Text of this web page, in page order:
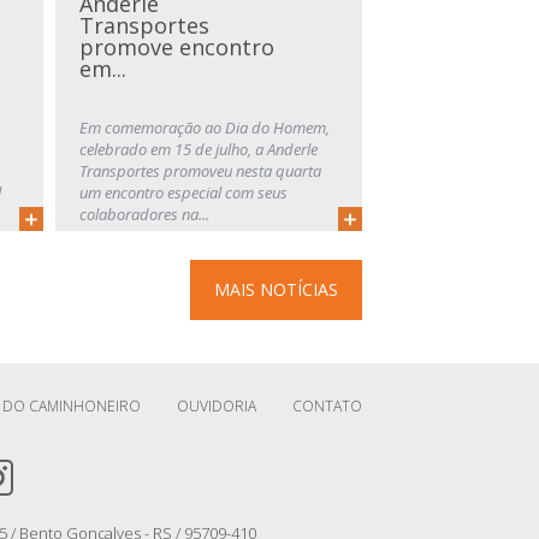
Transportes
promove encontro
em...
Em comemoração ao Dia do Homem,
celebrado em 15 de julho, a Anderle
Transportes promoveu nesta quarta
um encontro especial com seus
colaboradores na...
MAIS NOTÍCIAS
DO CAMINHONEIRO OUVIDORIA CONTATO
/ Bento Gonçalves - RS / 95709-410